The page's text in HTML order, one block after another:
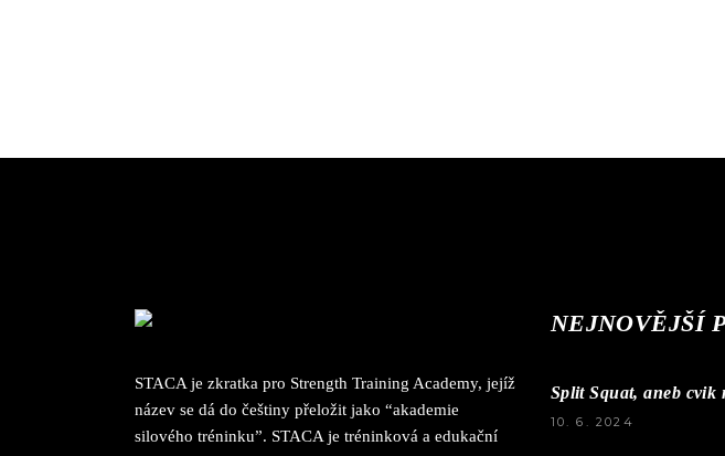
STACA je zkratka pro Strength Training Academy, jejíž
název se dá do češtiny přeložit jako “akademie
silového tréninku”. STACA je tréninková a edukační
NEJNOVĚJŠÍ
Split Squat, aneb cvik
10. 6. 2024